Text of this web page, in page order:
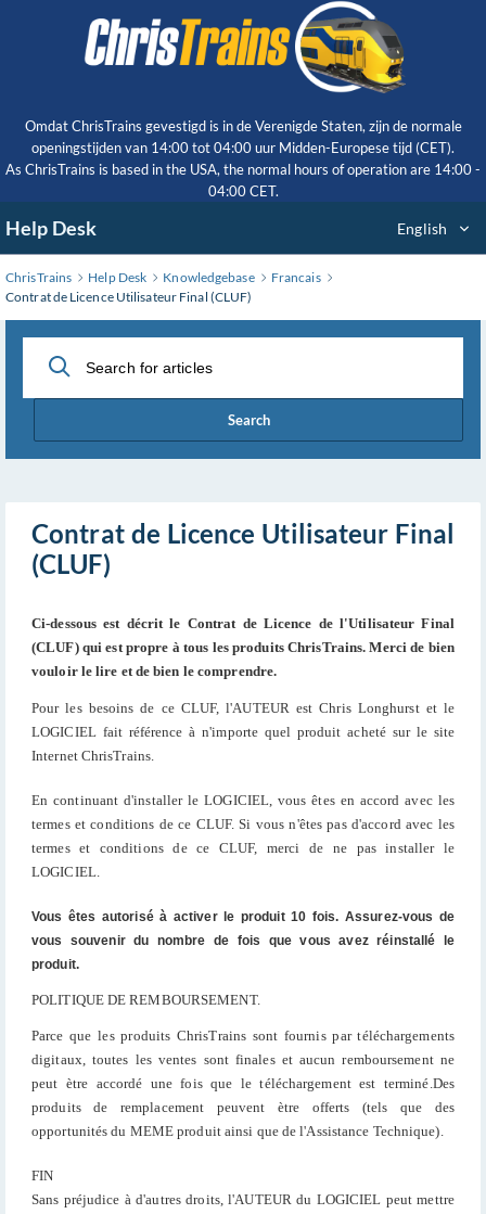
Omdat ChrisTrains gevestigd is in de Verenigde Staten, zijn de normale
openingstijden van 14:00 tot 04:00 uur Midden-Europese tijd (CET).
As ChrisTrains is based in the USA, the normal hours of operation are 14:00 -
04:00 CET.
Help Desk English
ChrisTrains Help Desk Knowledgebase
Francais
Contrat de Licence Utilisateur Final (CLUF)
Search
Contrat de Licence Utilisateur Final
(CLUF)
Ci-dessous est décrit le Contrat de Licence de l'Utilisateur Final
(CLUF) qui est propre à tous les produits ChrisTrains. Merci de bien
vouloir le lire et de bien le comprendre.
Pour les besoins de ce CLUF, l'AUTEUR est Chris Longhurst et le
LOGICIEL fait référence à n'importe quel produit acheté sur le site
Internet ChrisTrains.
En continuant d'installer le LOGICIEL, vous êtes en accord avec les
termes et conditions de ce CLUF. Si vous n'êtes pas d'accord avec les
termes et conditions de ce CLUF, merci de ne pas installer le
LOGICIEL.
Vous êtes autorisé à activer le produit 10 fois. Assurez-vous de
vous souvenir du nombre de fois que vous avez réinstallé le
produit.
POLITIQUE DE REMBOURSEMENT.
Parce que les produits ChrisTrains sont fournis par téléchargements
digitaux, toutes les ventes sont finales et aucun remboursement ne
peut ètre accordé une fois que le téléchargement est terminé.Des
produits de remplacement peuvent ètre offerts (tels que des
opportunités du MEME produit ainsi que de l'Assistance Technique).
FIN
Sans préjudice à d'autres droits, l'AUTEUR du LOGICIEL peut mettre